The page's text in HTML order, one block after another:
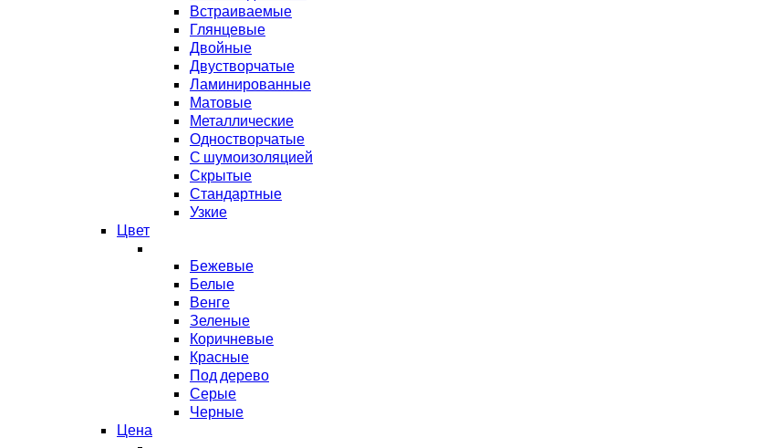
Встраиваемые
Глянцевые
Двойные
Двустворчатые
Ламинированные
Матовые
Металлические
Одностворчатые
С шумоизоляцией
Скрытые
Стандартные
Узкие
Цвет
Бежевые
Белые
Венге
Зеленые
Коричневые
Красные
Под дерево
Серые
Черные
Цена